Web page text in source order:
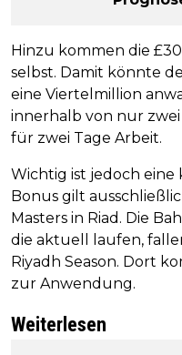
Hinzu kommen die
selbst. Damit könnte
eine Viertelmillion
innerhalb von nur
für zwei Tage Arbeit.
Wichtig ist jedoch
Bonus gilt
Masters in Riad. Die
die aktuell laufen,
Riyadh Season. Dort
zur Anwendung.
Weiterlesen